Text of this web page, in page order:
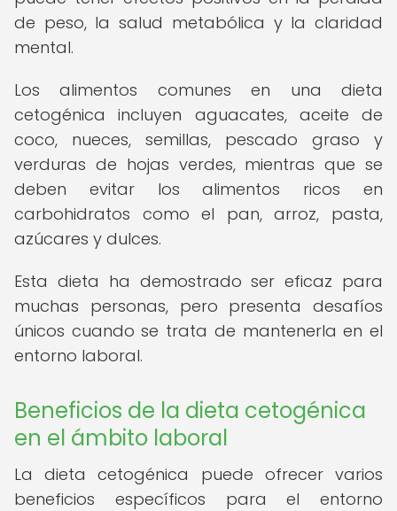
de peso, la salud metabólica y la claridad
mental.
Los alimentos comunes en una dieta
cetogénica incluyen aguacates, aceite de
coco, nueces, semillas, pescado graso y
verduras de hojas verdes, mientras que se
deben evitar los alimentos ricos en
carbohidratos como el pan, arroz, pasta,
azúcares y dulces.
Esta dieta ha demostrado ser eficaz para
muchas personas, pero presenta desafíos
únicos cuando se trata de mantenerla en el
entorno laboral.
Beneficios de la dieta cetogénica
en el ámbito laboral
La dieta cetogénica puede ofrecer varios
beneficios específicos para el entorno